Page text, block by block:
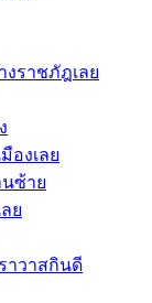
งราชภัฎเลย
องเลย
ซ้าย
ย
าวาสกินดี